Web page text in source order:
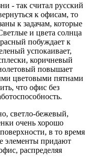
- так считал русский
к офисам, то
к задачам, которые
и цвета солнца
побуждает к
успокаивает,
коричневый
повышает
цветовыми пятнами
что офис без
светло-бежевый,
очень хорошо
в то время
элементы придают
распределяя